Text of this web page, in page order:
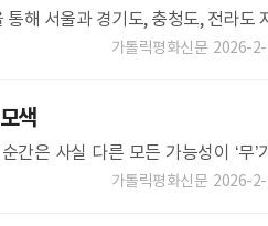
해 서울과 경기도, 충청도, 전라도
을 토론했다고 전해지는 한감개 감호
가톨릭평화신문 2026-2-
색
간은 사실 다른 모든 가능성이 ‘무’
가톨릭평화신문 2026-2-